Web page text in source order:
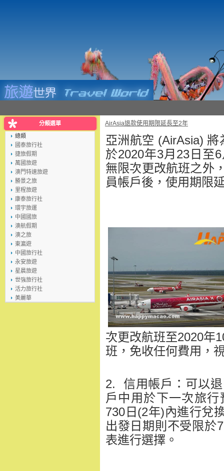
分類選單
總類
國泰旅行社
捷旅假期
萬國旅遊
澳門特速旅遊
勝景之旅
里程旅遊
康泰旅行社
環宇旅運
中國國旅
澳航假期
澳之旅
東瀛遊
中國旅行社
永安旅遊
星晨旅遊
世強旅行社
活力旅行社
美麗華
AirAsia退款使用期限延長至2年
亞洲航空 (AirAsia)
於2020年3月23日至
無限次更改航班之外
員帳戶後，使用期限
次更改航班至2020年
班，免收任何費用，
2. 信用帳戶：可以
戶中用於下一次旅
730日(2年)內進行兌
出發日期則不受限於
表進行選擇。